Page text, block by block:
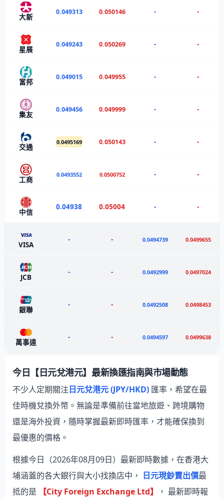
大新
0.049313 0.050146 - -
星展
0.049243 0.050269 - -
富邦
0.049015 0.049955 - -
集友
0.049456 0.049999 - -
交通
0.0495169 0.050143 - -
工商
0.0493552 0.0500752 - -
中信
0.04938 0.05004 - -
VISA
- - 0.0494739 0.0499655
JCB
- - 0.0492999 0.0497024
銀聯
- - 0.0492508 0.0498453
萬事達
- - 0.0494597 0.0499638
今日【日元兌港元】最新換匯指南與市場動態
不少人定期關注日元兌港元 (JPY/HKD) 匯率，希望在最
佳時機兌換外幣。無論是準備前往當地旅遊、跨境購物
還是海外投資，隨時掌握最新即時匯率，才能確保換到
最優惠的價格。
根據今日（2026年08月09日）最新即時數據，在香港大
埔涵蓋的各大銀行與大小找換店中， 日元現鈔賣出價最
抵的是
【City Foreign Exchange Ltd】
， 最新即時報